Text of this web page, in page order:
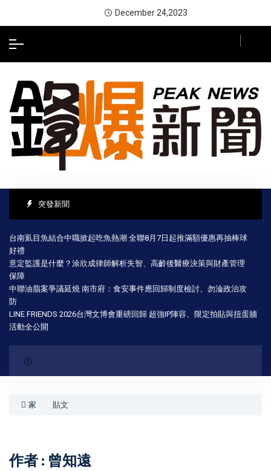
December 24,2023
突發新聞
台南虱目魚結合中職掀起吃魚熱潮 全聯8月7日起推滿額優惠再抽棒球
好禮
意定監護是什麼？涂欣成律師解析失智、高齡後醫療決策與財產管理
保障
中聯油脂案爭議延燒 南市府：食安事件應回歸制度檢討、勿淪政治攻
防
LINE FRIENDS 2026台灣文博會重磅回歸 超強IP陣容、限定拍貼與扭蛋牆
活動全公開
家 貼文
作者 : 曾知遠